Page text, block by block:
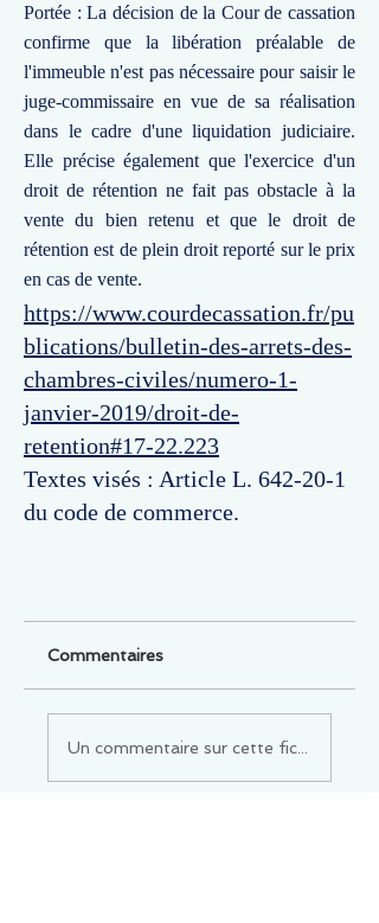
Portée : La décision de la Cour de cassation
confirme que la libération préalable de
l'immeuble n'est pas nécessaire pour saisir le
juge-commissaire en vue de sa réalisation
dans le cadre d'une liquidation judiciaire.
Elle précise également que l'exercice d'un
droit de rétention ne fait pas obstacle à la
vente du bien retenu et que le droit de
rétention est de plein droit reporté sur le prix
en cas de vente.
https://www.courdecassation.fr/pu
blications/bulletin-des-arrets-des-
chambres-civiles/numero-1-
janvier-2019/droit-de-
retention#17-22.223
Textes visés : Article L. 642-20-1
du code de commerce.
Commentaires
Un commentaire sur cette fiche ou cet